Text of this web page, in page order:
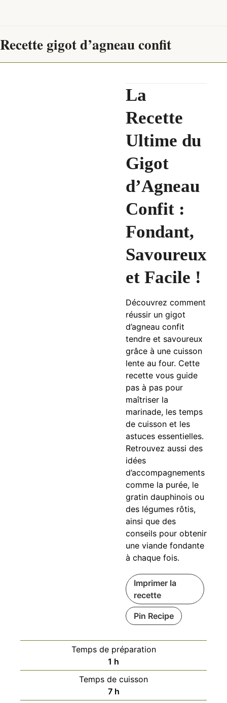
Recette gigot d’agneau confit
La
Recette
Ultime du
Gigot
d’Agneau
Confit :
Fondant,
Savoureux
et Facile !
Découvrez comment
réussir un gigot
d’agneau confit
tendre et savoureux
grâce à une cuisson
lente au four. Cette
recette vous guide
pas à pas pour
maîtriser la
marinade, les temps
de cuisson et les
astuces essentielles.
Retrouvez aussi des
idées
d’accompagnements
comme la purée, le
gratin dauphinois ou
des légumes rôtis,
ainsi que des
conseils pour obtenir
une viande fondante
à chaque fois.
Imprimer la
recette
Pin Recipe
Temps de préparation
1 heure
h
Temps de cuisson
7heures
h